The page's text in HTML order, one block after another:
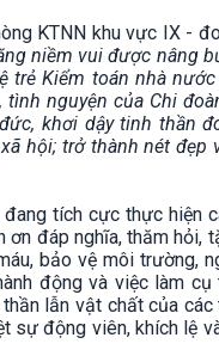
KTNN khu vực IX -
niềm vui được nâng
trẻ Kiểm toán nhà
nguyện của Chi
khơi dậy tinh thần
hội; trở thành nét đẹp
tích cực thực hiện
ơn đáp nghĩa, thăm hỏi,
bảo vệ môi trường,
động và việc làm cụ
lẫn vật chất của các
sự động viên, khích lệ